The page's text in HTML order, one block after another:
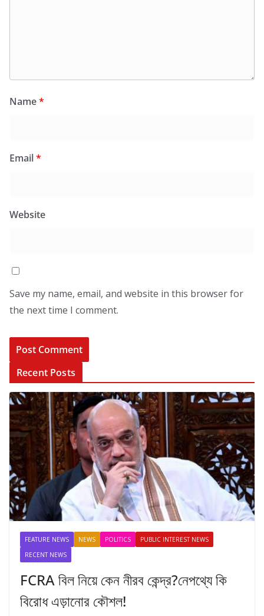
Name*
Email*
Website
Save my name, email, and website in this browser for
the next time I comment.
Recent Posts
FEATURE NEWS NEWS POLITICS
PUBLIC INTEREST NEWS
RECENT NEWS
FCRA বিল নিয়ে কেন নীরব কেন্দ্র?নেপথ্যে কি
বিরোধ এড়ানোর কৌশল!